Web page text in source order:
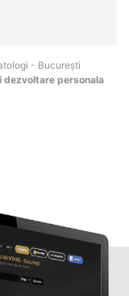
- Bucureşti
dezvoltare personala